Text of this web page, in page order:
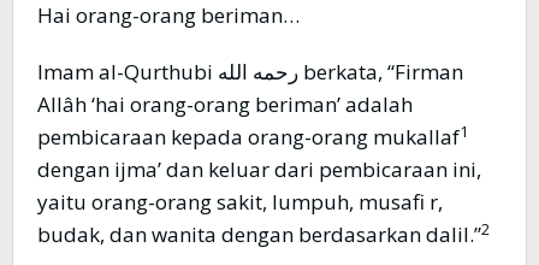
Hai orang-orang beriman…
Imam al-Qurthubi رحمه الله berkata, “Firman
Allâh ‘hai orang-orang beriman’ adalah
pembicaraan kepada orang-orang mukallaf1
dengan ijma’ dan keluar dari pembicaraan ini,
yaitu orang-orang sakit, lumpuh, musafi r,
budak, dan wanita dengan berdasarkan dalil.”2